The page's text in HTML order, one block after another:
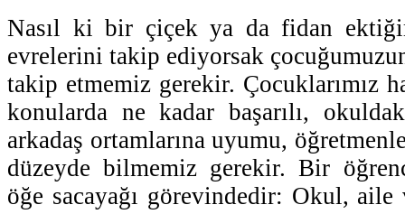
Nasıl ki bir çiçek ya da fidan
evrelerini takip ediyorsak
takip etmemiz gerekir. Çocuklarımız
konularda ne kadar başarılı,
arkadaş ortamlarına uyumu,
düzeyde bilmemiz gerekir. Bir
öğe sacayağı görevindedir: Okul, aile